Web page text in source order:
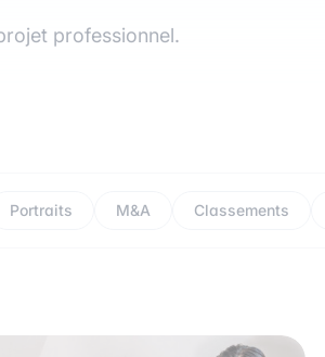
professionnel.
Portraits M&A Classements